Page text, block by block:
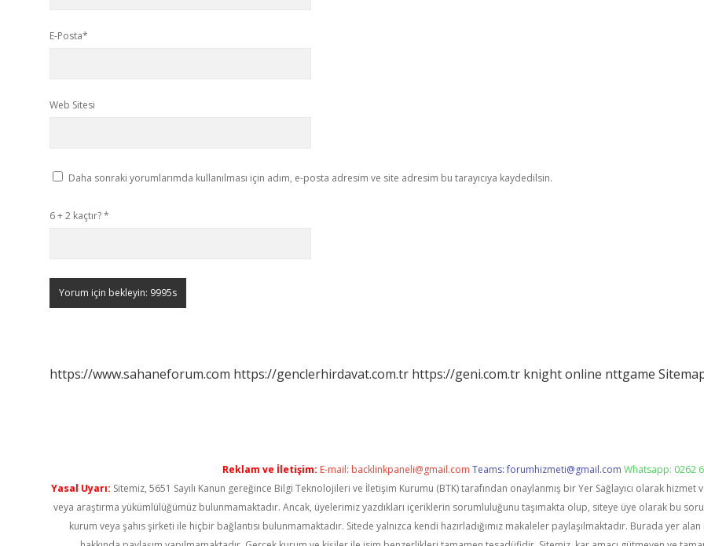
E-Posta*
Web Sitesi
Daha sonraki yorumlarımda kullanılması için adım, e-posta adresim ve site adresim bu tarayıcıya kaydedilsin.
6 + 2 kaçtır?*
https://www.sahaneforum.com https://genclerhirdavat.com.tr https://geni.com.tr knight online nttgame
Reklam ve İletişim: E-mail: backlinkpaneli@gmail.com Teams:forumhizmeti@gmail.com Whatsapp: 0262
Yasal Uyarı: Sitemiz, 5651 Sayılı Kanun gereğince Bilgi Teknolojileri ve İletişim Kurumu (BTK) tarafından onaylanmış bir Yer Sağlayıcı olarak
veya araştırma yükümlülüğümüz bulunmamaktadır. Ancak, üyelerimiz yazdıkları içeriklerin sorumluluğunu taşımakta olup, siteye üye olarak bu
kurum veya şahıs şirketi ile hiçbir bağlantısı bulunmamaktadır. Sitede yalnızca kendi hazırladığımız makaleler paylaşılmaktadır. Burada yer